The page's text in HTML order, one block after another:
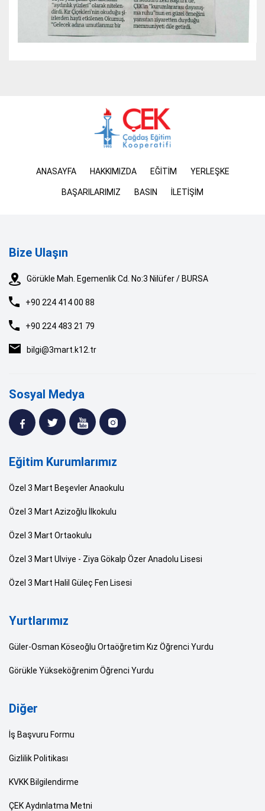
ANASAYFA HAKKIMIZDA EĞİTİM YERLEŞKE
BAŞARILARIMIZ BASIN İLETİŞİM
Bize Ulaşın
Görükle Mah. Egemenlik Cd. No:3 Nilüfer / BURSA
+90 224 414 00 88
+90 224 483 21 79
bilgi@3mart.k12.tr
Sosyal Medya
Eğitim Kurumlarımız
Özel 3 Mart Beşevler Anaokulu
Özel 3 Mart Azizoğlu İlkokulu
Özel 3 Mart Ortaokulu
Özel 3 Mart Ulviye - Ziya Gökalp Özer Anadolu Lisesi
Özel 3 Mart Halil Güleç Fen Lisesi
Yurtlarımız
Güler-Osman Köseoğlu Ortaöğretim Kız Öğrenci Yurdu
Görükle Yükseköğrenim Öğrenci Yurdu
Diğer
İş Başvuru Formu
Gizlilik Politikası
KVKK Bilgilendirme
ÇEK Aydınlatma Metni